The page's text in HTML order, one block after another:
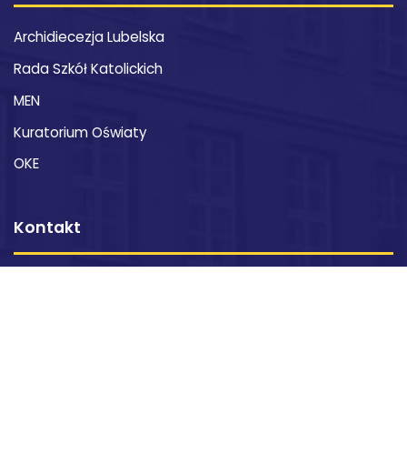
Archidiecezja Lubelska
Rada Szkół Katolickich
MEN
Kuratorium Oświaty
OKE
Kontakt